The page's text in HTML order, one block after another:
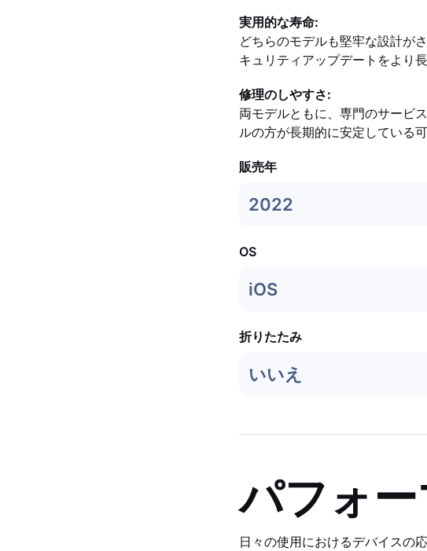
実用的な寿命:
どちらのモデルも堅牢な設計が
キュリティアップデートをより
修理のしやすさ:
両モデルともに、専門のサービ
ルの方が長期的に安定している
販売年
2022
OS
iOS
折りたたみ
いいえ
パフォ
日々の使用におけるデバイスの